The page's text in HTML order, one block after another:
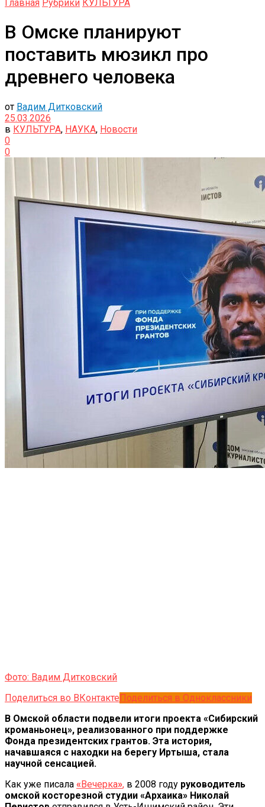
Главная Рубрики КУЛЬТУРА
В Омске планируют
поставить мюзикл про
древнего человека
от Вадим Дитковский
25.03.2026
в КУЛЬТУРА, НАУКА, Новости
0
0
Фото: Вадим Дитковский
Поделиться во ВКонтактеПоделиться в Одноклассники
В Омской области подвели итоги проекта «Сибирский
кроманьонец», реализованного при поддержке
Фонда президентских грантов. Эта история,
начавшаяся с находки на берегу Иртыша, стала
научной сенсацией.
Как уже писала «Вечерка», в 2008 году руководитель
омской косторезной студии «Архаика» Николай